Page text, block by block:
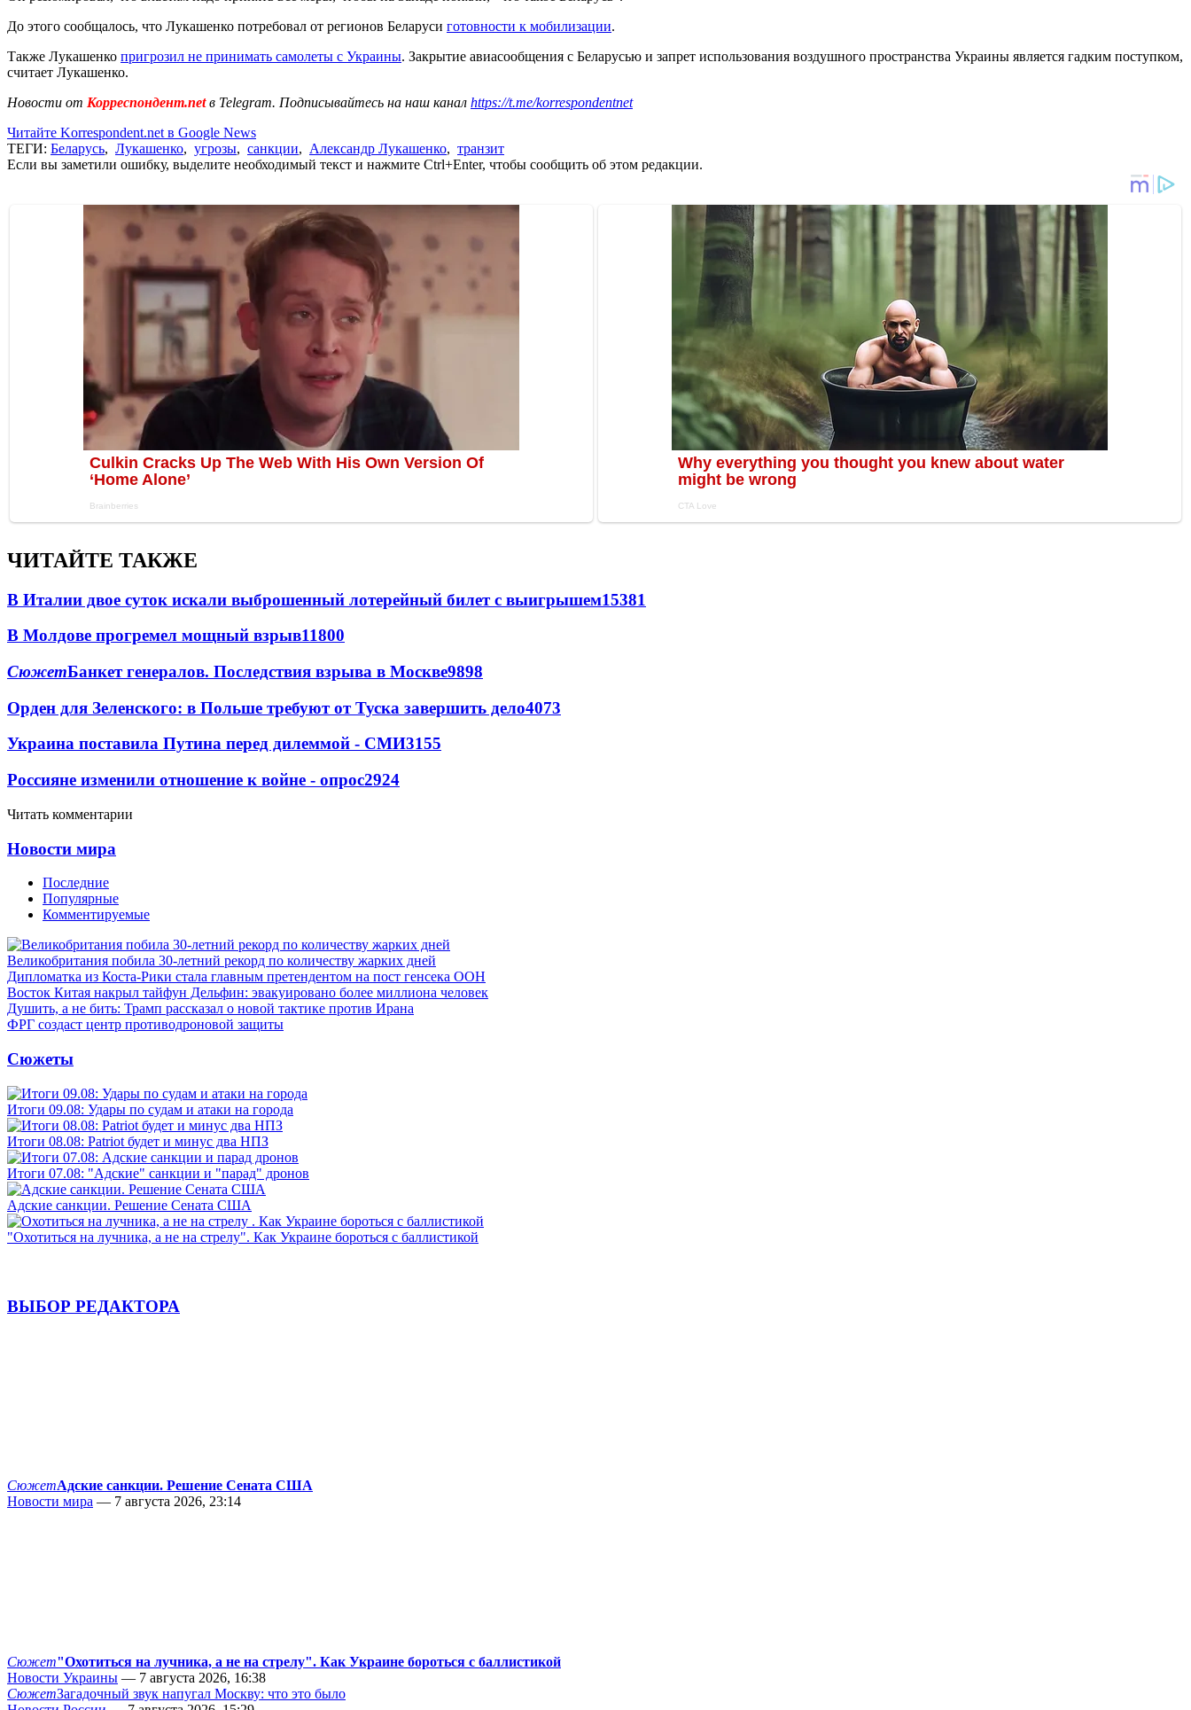
До этого сообщалось, что Лукашенко потребовал от регионов Беларуси готовности к мобилизации.
Также Лукашенко пригрозил не принимать самолеты с Украины. Закрытие авиасообщения с Беларусью и запрет использования воздушного пространства Украины является гадким поступком,
считает Лукашенко.
Новости от Корреспондент.netв Telegram. Подписывайтесь на наш канал https://t.me/korrespondentnet
Читайте Korrespondent.net в Google News
ТЕГИ: Беларусь, Лукашенко, угрозы, санкции, Александр Лукашенко, транзит
Если вы заметили ошибку, выделите необходимый текст и нажмите Ctrl+Enter, чтобы сообщить об этом редакции.
ЧИТАЙТЕ ТАКЖЕ
В Италии двое суток искали выброшенный лотерейный билет с выигрышем15381
В Молдове прогремел мощный взрыв11800
СюжетБанкет генералов. Последствия взрыва в Москве9898
Орден для Зеленского: в Польше требуют от Туска завершить дело4073
Украина поставила Путина перед дилеммой - СМИ3155
Россияне изменили отношение к войне - опрос2924
Читать комментарии
Новости мира
Последние
Популярные
Комментируемые
Великобритания побила 30-летний рекорд по количеству жарких дней
Дипломатка из Коста-Рики стала главным претендентом на пост генсека ООН
Восток Китая накрыл тайфун Дельфин: эвакуировано более миллиона человек
Душить, а не бить: Трамп рассказал о новой тактике против Ирана
ФРГ создаст центр противодроновой защиты
Сюжеты
Итоги 09.08: Удары по судам и атаки на города
Итоги 08.08: Patriot будет и минус два НПЗ
Итоги 07.08: "Адские" санкции и "парад" дронов
Адские санкции. Решение Сената США
"Охотиться на лучника, а не на стрелу". Как Украине бороться с баллистикой
ВЫБОР РЕДАКТОРА
СюжетАдские санкции. Решение Сената США
Новости мира — 7 августа 2026, 23:14
Сюжет"Охотиться на лучника, а не на стрелу". Как Украине бороться с баллистикой
Новости Украины — 7 августа 2026, 16:38
СюжетЗагадочный звук напугал Москву: что это было